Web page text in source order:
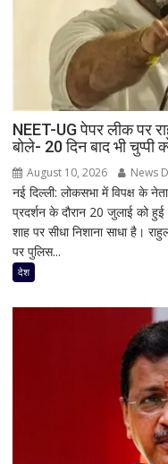
NEET-UG पेपर लीक पर
बोले- 20 दिन बाद भी चुप्पी
August 10, 2026 News
नई दिल्ली: लोकसभा में विपक्ष के
प्रदर्शन के दौरान 20 जुलाई को
शाह पर सीधा निशाना साधा है।
पर पुलिस...
देश